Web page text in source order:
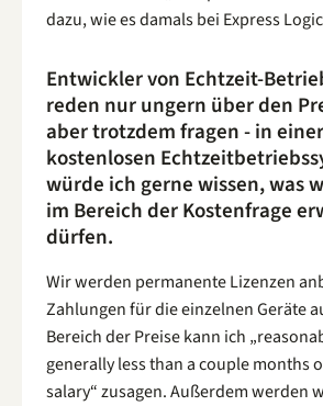
dazu, wie es damals bei Express
Entwickler von Echtzeit-
reden nur ungern über den
aber trotzdem fragen - in
kostenlosen
würde ich gerne wissen, was
im Bereich der Kostenfrage
dürfen.
Wir werden permanente Lizenzen
Zahlungen für die einzelnen Geräte
Bereich der Preise kann ich
generally less than a couple months
salary“ zusagen. Außerdem werden